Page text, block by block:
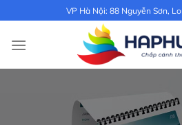
qua
nội
VP Hà Nội: 88 Nguyễn Sơn,